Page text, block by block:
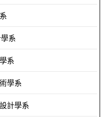
系
系
學系
計學系